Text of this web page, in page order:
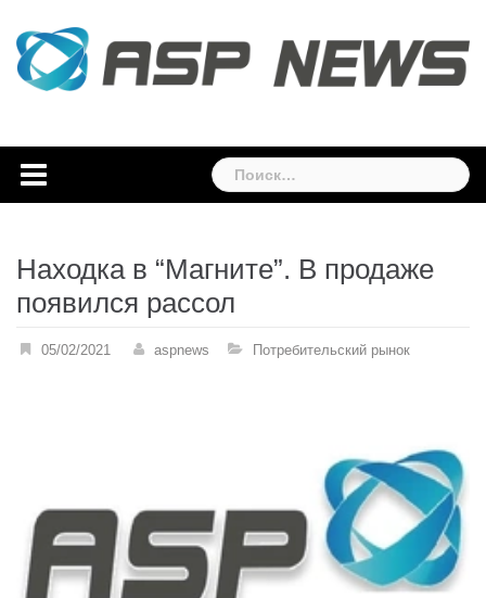
content
Найти:
Находка в “Магните”. В продаже
появился рассол
05/02/2021 aspnews Потребительский рынок